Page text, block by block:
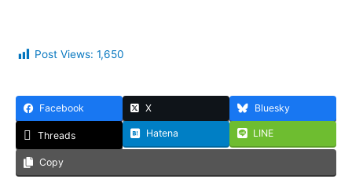
Post Views: 1,650
Facebook X Bluesky
Threads Hatena LINE
Copy